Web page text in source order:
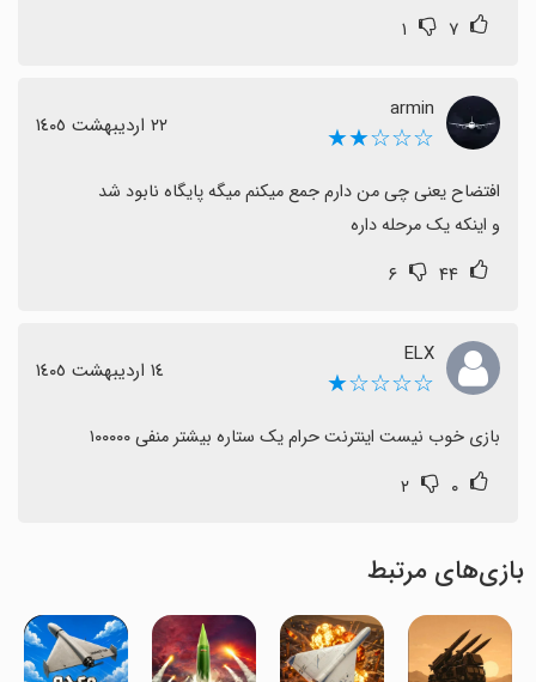
۷ ۱
armin
☆☆☆★★ ٢٢ اردیبهشت ١٤٠٥
و اینکه یک مرحله داره
۴۴ ۶
ELX
☆☆☆☆★ ١٤ اردیبهشت ١٤٠٥
بازی خوب نیست اینترنت حرام یک ستاره بیشتر منفی ۱۰۰۰۰۰
۰ ۲
بازی‌های مرتبط